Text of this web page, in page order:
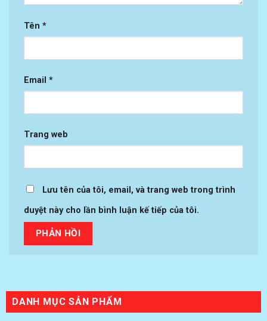
DANH MỤC SẢN PHẨM
Tên *
Email *
Trang web
Lưu tên của tôi, email, và trang web trong trình
duyệt này cho lần bình luận kế tiếp của tôi.